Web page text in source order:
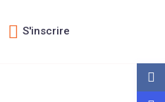
S'inscrire